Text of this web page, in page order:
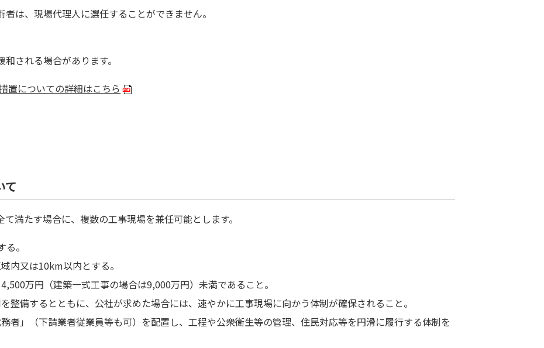
は、現場代理人に選任することができません。
される場合があります。
置についての詳細はこちら
て
満たす場合に、複数の工事現場を兼任可能とします。
。
内又は10km以内とする。
万円（建築一式工事の場合は9,000万円）未満であること。
整備するとともに、公社が求めた場合には、速やかに工事現場に向かう体制が確保されること。
者」（下請業者従業員等も可）を配置し、工程や公衆衛生等の管理、住民対応等を円滑に履行する体制を